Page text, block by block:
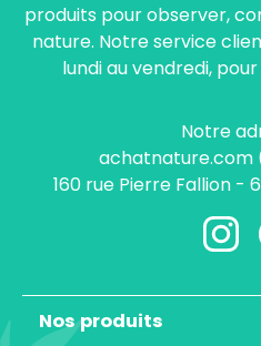
produits pour observer,
nature. Notre service
lundi au vendredi,
Notre
achatnature.com
160 rue Pierre Fallion -
Nos produits